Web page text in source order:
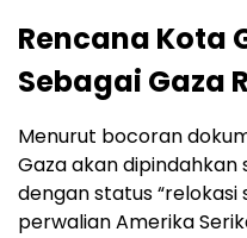
Rencana Kota
Sebagai Gaza
Menurut bocoran
Gaza akan
dengan status
perwalian Amerika